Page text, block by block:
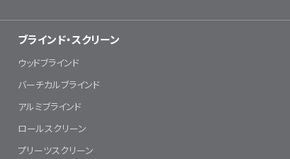
ブラインド・スクリーン
ウッドブラインド
バーチカルブラインド
アルミブラインド
ロールスクリーン
プリーツスクリーン